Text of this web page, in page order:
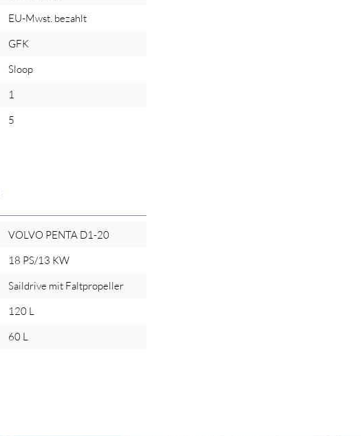
EU-Mwst. bezahlt
GFK
Sloop
1
5
VOLVO PENTA D1-20
18 PS/13 KW
Saildrive mit Faltpropeller
120 L
60 L